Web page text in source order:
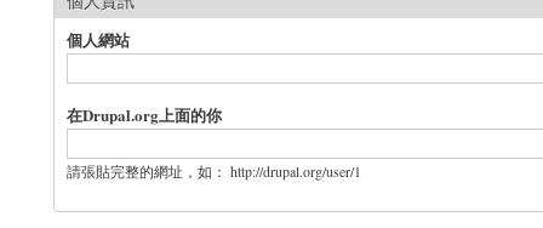
個人網站
在Drupal.org上面的你
請張貼完整的網址，如： http://drupal.org/user/1